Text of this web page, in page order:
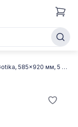
Eternit листы Gotika, 585x920 мм, 5 волн